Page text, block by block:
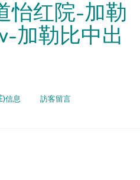
怡红院-加勒
加勒比中出
信息 訪客留言